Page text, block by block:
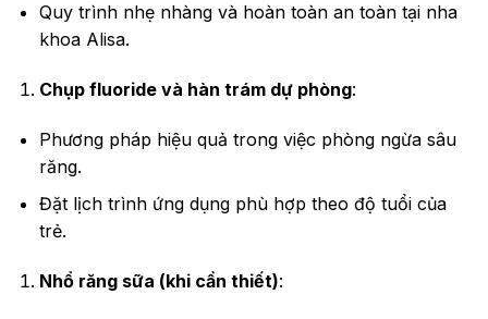
Quy trình nhẹ nhàng và hoàn toàn an toàn tại nha
khoa Alisa.
Chụp fluoride và hàn trám dự phòng:
Phương pháp hiệu quả trong việc phòng ngừa sâu
răng.
Đặt lịch trình ứng dụng phù hợp theo độ tuổi của
trẻ.
Nhổ răng sữa (khi cần thiết):